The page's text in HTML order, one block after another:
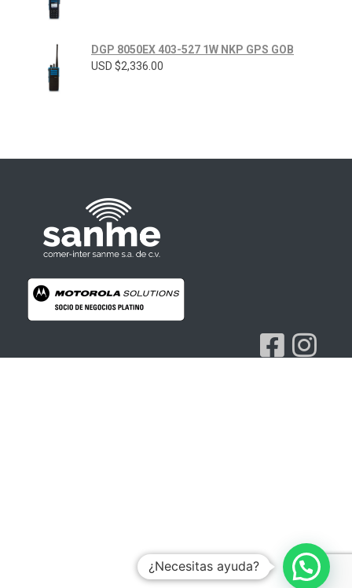
DGP 8050EX 403-527 1W NKP GPS GOB
USD $2,336.00
¿Necesitas ayuda?